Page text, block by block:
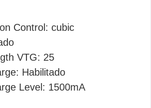
Control: cubic
VTG: 25
Habilitado
Level: 1500mA